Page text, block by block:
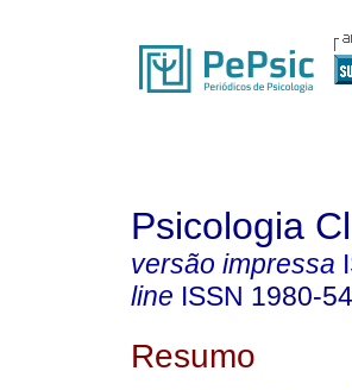
Psicologia
versão impressa
line ISSN 1980-
Resumo